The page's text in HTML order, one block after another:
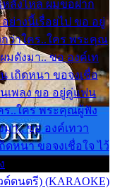
ลั่งไหล ผมขอฝาก
ย่างนี้เรื่อยไป ขอ อยู่
กว่าใคร..ใคร พระคุณ
มดังมา.. ขอ องค์เท
เถิดหนา ขอจงเชื่อ
เพลง ขอ อยู่คู่แฟน
ร..ใคร พระคุณผู้ฟัง
า.. ขอ องค์เทวา
หนา ขอจงเชื่อใจ ไว้
ด์ดนตรี) (KARAOKE)